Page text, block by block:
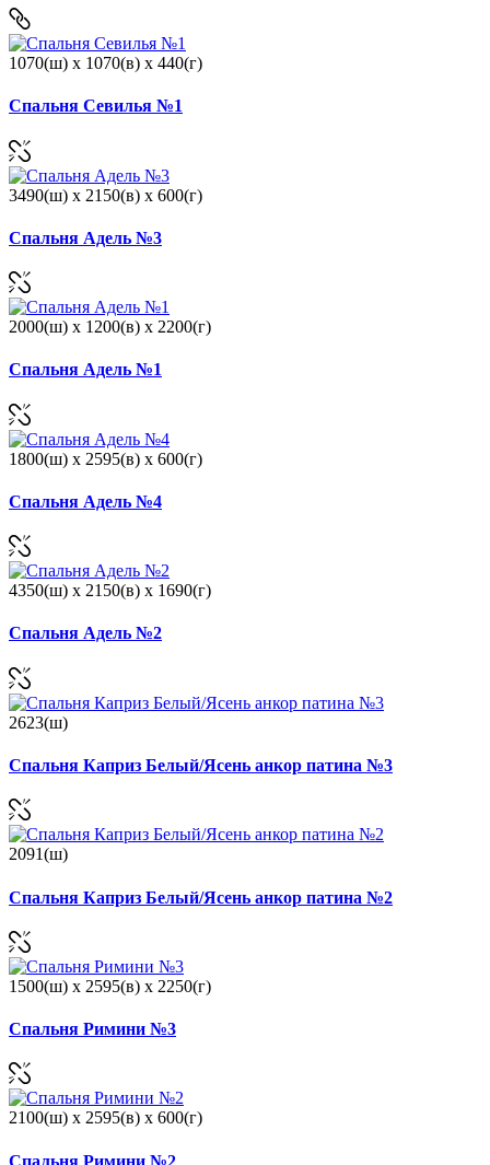
1070(ш) x 1070(в) x 440(г)
Спальня Севилья №1
3490(ш) x 2150(в) x 600(г)
Спальня Адель №3
2000(ш) x 1200(в) x 2200(г)
Спальня Адель №1
1800(ш) x 2595(в) x 600(г)
Спальня Адель №4
4350(ш) x 2150(в) x 1690(г)
Спальня Адель №2
2623(ш)
Спальня Каприз Белый/Ясень анкор патина №3
2091(ш)
Спальня Каприз Белый/Ясень анкор патина №2
1500(ш) x 2595(в) x 2250(г)
Спальня Римини №3
2100(ш) x 2595(в) x 600(г)
Спальня Римини №2